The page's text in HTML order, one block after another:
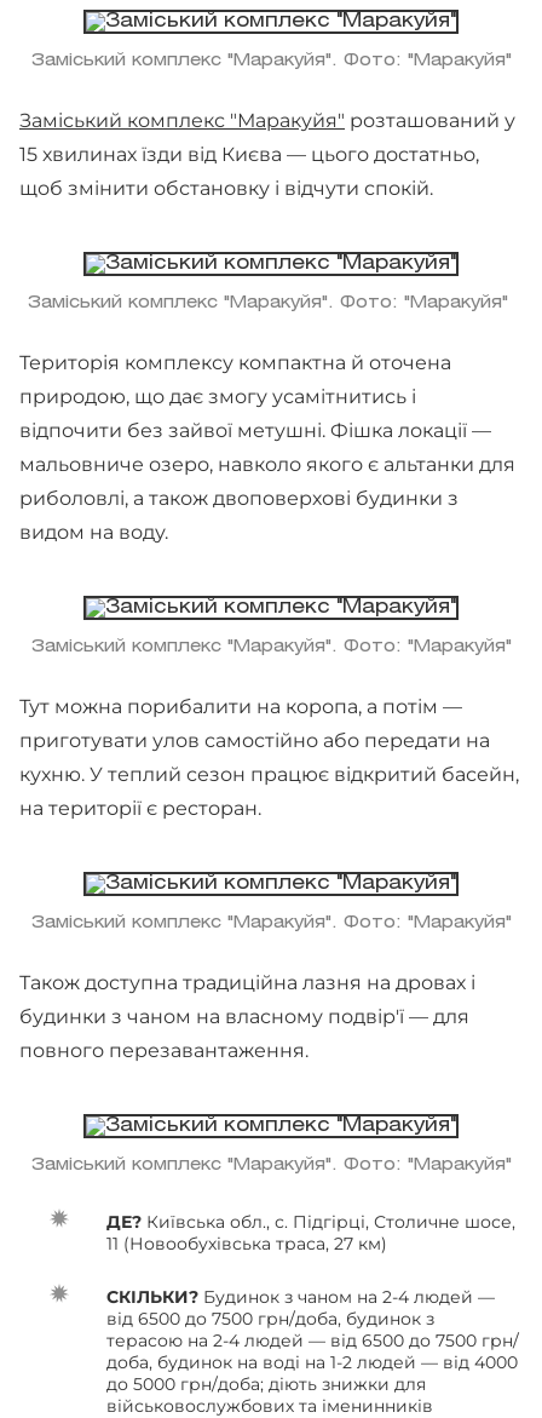
Заміський комплекс "Маракуйя". Фото: "Маракуйя"
Заміський комплекс "Маракуйя" розташований у
15 хвилинах їзди від Києва — цього достатньо,
щоб змінити обстановку і відчути спокій.
Заміський комплекс "Маракуйя". Фото: "Маракуйя"
Територія комплексу компактна й оточена
природою, що дає змогу усамітнитись і
відпочити без зайвої метушні. Фішка локації —
мальовниче озеро, навколо якого є альтанки для
риболовлі, а також двоповерхові будинки з
видом на воду.
Заміський комплекс "Маракуйя". Фото: "Маракуйя"
Тут можна порибалити на коропа, а потім —
приготувати улов самостійно або передати на
кухню. У теплий сезон працює відкритий басейн,
на території є ресторан.
Заміський комплекс "Маракуйя". Фото: "Маракуйя"
Також доступна традиційна лазня на дровах і
будинки з чаном на власному подвір'ї — для
повного перезавантаження.
Заміський комплекс "Маракуйя". Фото: "Маракуйя"
ДЕ? Київська обл., с. Підгірці, Столичне шосе,
11 (Новообухівська траса, 27 км)
СКІЛЬКИ? Будинок з чаном на 2-4 людей —
від 6500 до 7500 грн/доба, будинок з
терасою на 2-4 людей — від 6500 до 7500 грн/
доба, будинок на воді на 1-2 людей — від 4000
до 5000 грн/доба; діють знижки для
військовослужбових та іменинників